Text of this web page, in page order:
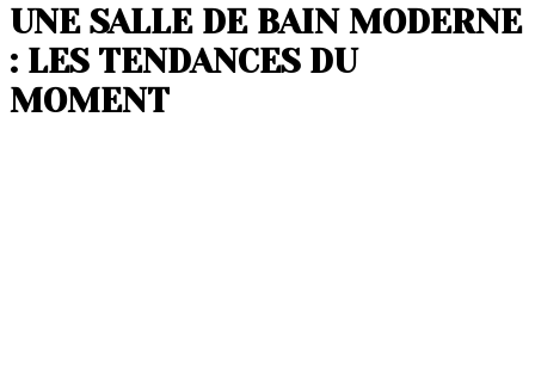
UNE SALLE DE BAIN MODERNE
: LES TENDANCES DU
MOMENT